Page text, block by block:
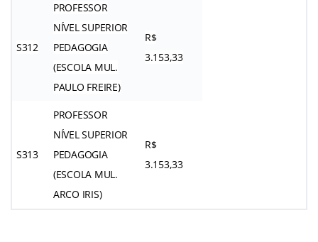
S312
PROFESSOR
NÍVEL SUPERIOR
PEDAGOGIA
(ESCOLA MUL.
PAULO FREIRE)
R$
3.153,33
S313
PROFESSOR
NÍVEL SUPERIOR
PEDAGOGIA
(ESCOLA MUL.
ARCO IRIS)
R$
3.153,33